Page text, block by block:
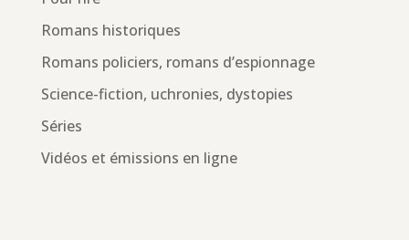
Romans historiques
Romans policiers, romans d’espionnage
Science-fiction, uchronies, dystopies
Séries
Vidéos et émissions en ligne